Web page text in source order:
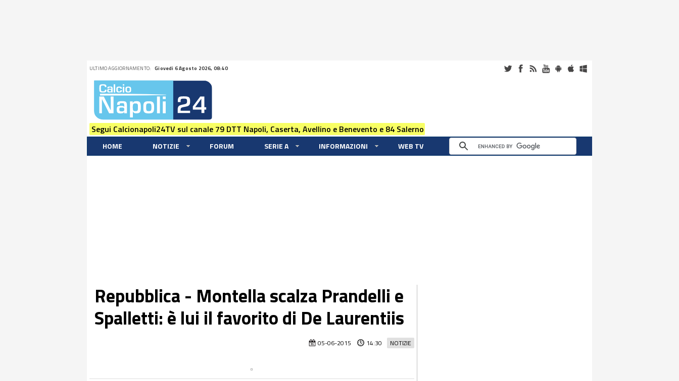
ULTIMO AGGIORNAMENTO: Giovedi 6 Agosto 2026, 08:40
Segui Calcionapoli24TV sul canale 79 DTT Napoli, Caserta, Avellino e Benevento e 84 Salerno
HOME NOTIZIE FORUM SERIE A INFORMAZIONI WEB TV
Repubblica - Montella scalza Prandelli e
Spalletti: è lui il favorito di De Laurentiis
NOTIZIE
05-06-2015 14:30